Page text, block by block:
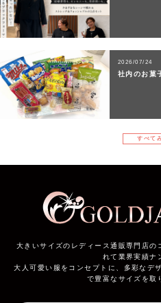
2026/07/24
社内のお菓
すべて
大きいサイズのレディース通販専門店
れて業界実績ナ
大人可愛い服をコンセプトに、多彩なデ
で豊富なサイズを取